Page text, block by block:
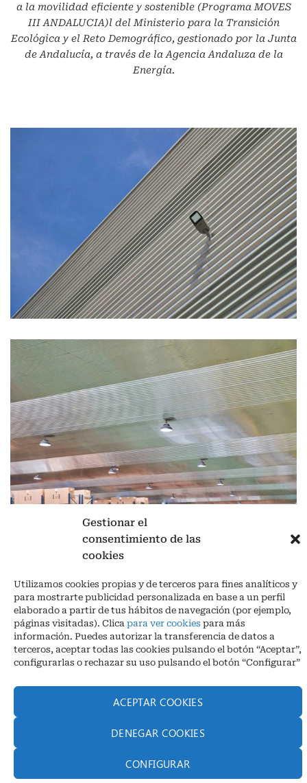
Gestionar el
consentimiento de las
cookies
Utilizamos cookies propias y de terceros para fines analíticos y
para mostrarte publicidad personalizada en base a un perfil
elaborado a partir de tus hábitos de navegación (por ejemplo,
páginas visitadas). Clica para ver cookies para más
información. Puedes autorizar la transferencia de datos a
terceros, aceptar todas las cookies pulsando el botón “Aceptar”,
configurarlas o rechazar su uso pulsando el botón “Configurar”
ACEPTAR COOKIES
DENEGAR COOKIES
CONFIGURAR
a la movilidad eficiente y sostenible (Programa MOVES
III ANDALUCIA)l del Ministerio para la Transición
Ecológica y el Reto Demográfico, gestionado por la Junta
de Andalucía, a través de la Agencia Andaluza de la
Energía.
Aviso legal|Política de privacidad
Ctra. A-3132, De Aguilar a A-318 por Moriles km 15,5 M.I. (Córdoba)
España
COORDENADAS: Latitud: 37,40 – Longitud -04,58 | Telf. + 34 957 51
30 68
info@infrico.com Infrico SL 2026©. Diseñado porBabait Technology